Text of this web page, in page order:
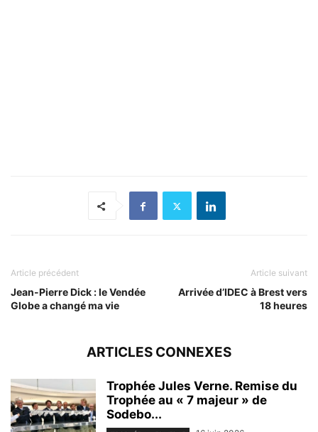
Article précédent
Jean-Pierre Dick : le Vendée
Globe a changé ma vie
Article suivant
Arrivée d’IDEC à Brest vers
18 heures
ARTICLES CONNEXES
Trophée Jules Verne. Remise du
Trophée au « 7 majeur » de
Sodebo...